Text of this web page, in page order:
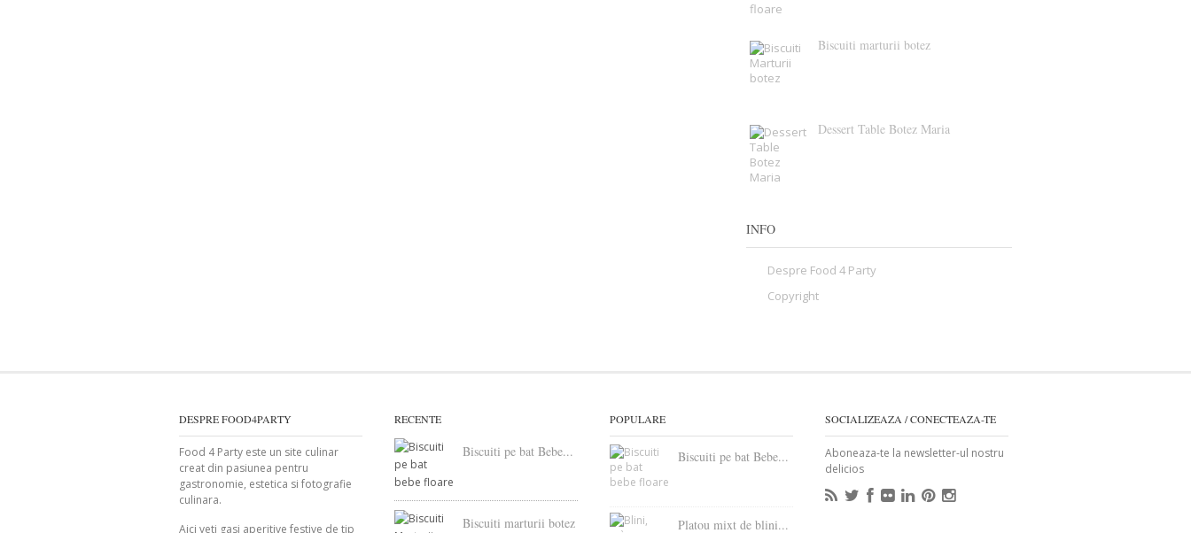
Biscuiti marturii botez
Dessert Table Botez Maria
INFO
Despre Food 4 Party
Copyright
DESPRE FOOD4PARTY
Food 4 Party este un site culinar
creat din pasiunea pentru
gastronomie, estetica si fotografie
culinara.
Aici veti gasi aperitive festive de tip
RECENTE
Biscuiti pe bat Bebe...
Biscuiti marturii botez
POPULARE
Biscuiti pe bat Bebe...
Platou mixt de blini...
SOCIALIZEAZA / CONECTEAZA-TE
Aboneaza-te la newsletter-ul nostru
delicios